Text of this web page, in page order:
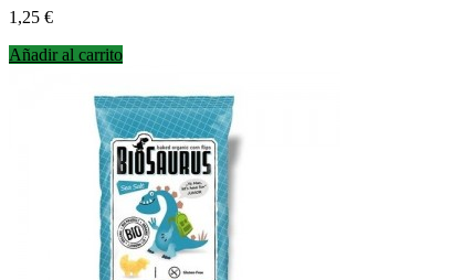
Precio
1,25 €
Añadir al carrito